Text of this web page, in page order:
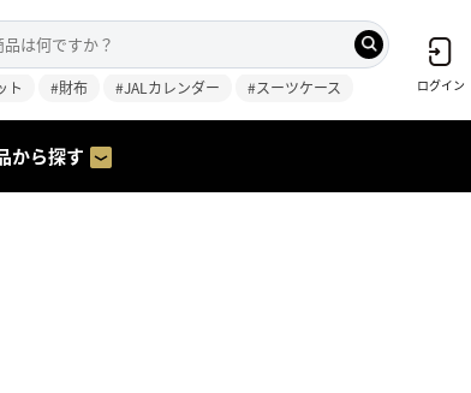
ト #財布 #JALカレンダー #スーツケース ログイン
から探す